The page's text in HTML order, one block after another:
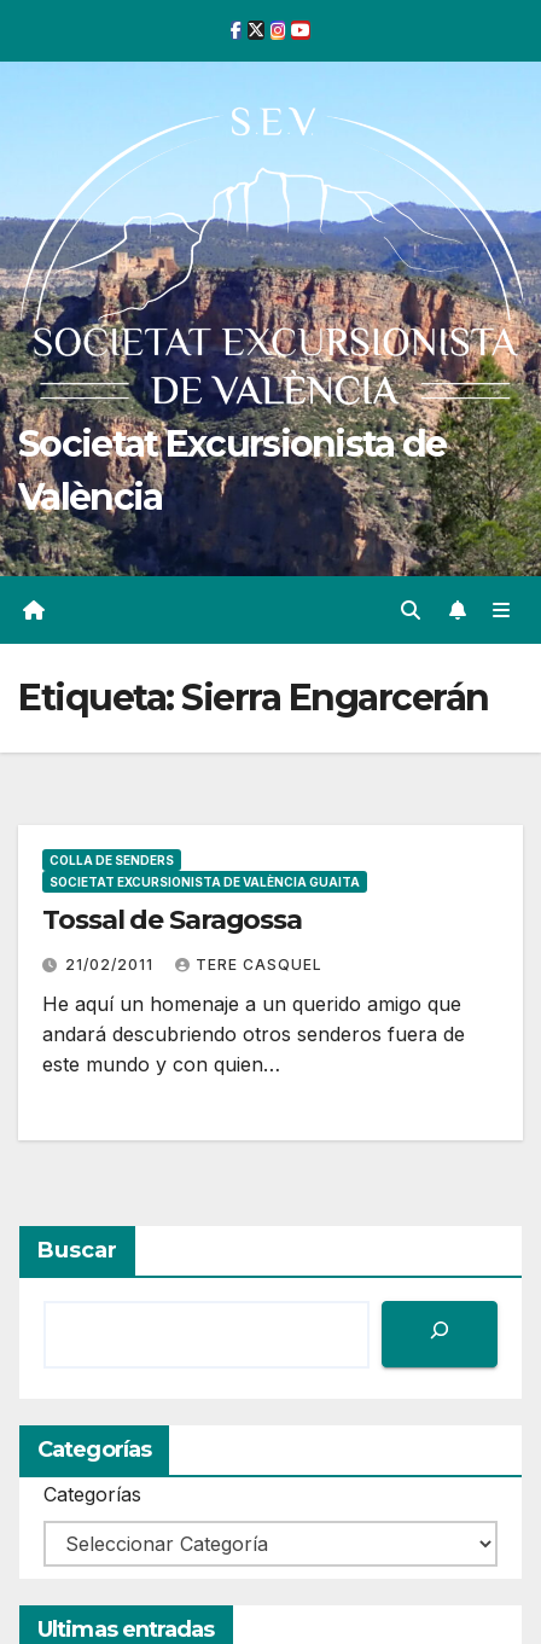
Societat Excursionista de
València
Etiqueta:Sierra Engarcerán
COLLA DE SENDERS
SOCIETAT EXCURSIONISTA DE VALÈNCIA GUAITA
Tossal de Saragossa
21/02/2011 TERE CASQUEL
He aquí un homenaje a un querido amigo que
andará descubriendo otros senderos fuera de
este mundo y con quien…
Buscar
Categorías
Categorías
Ultimas entradas